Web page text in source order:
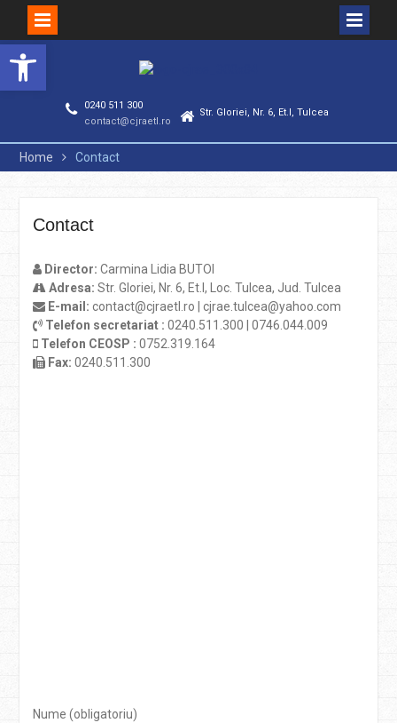
Skip
to
content
0240 511 300
contact@cjraetl.ro
Str. Gloriei, Nr. 6, Et.I, Tulcea
Home Contact
Contact
Director: Carmina Lidia BUTOI
Adresa: Str. Gloriei, Nr. 6, Et.I, Loc. Tulcea, Jud. Tulcea
E-mail: contact@cjraetl.ro | cjrae.tulcea@yahoo.com
Telefon secretariat : 0240.511.300 | 0746.044.009
Telefon CEOSP : 0752.319.164
Fax: 0240.511.300
Nume (obligatoriu)
Deschide bara de unelte